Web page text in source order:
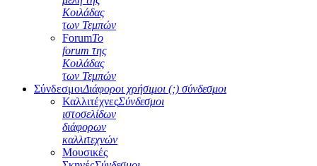
Κοιλάδας
των Τεμπών
ForumΤο
forum της
Κοιλάδας
των Τεμπών
ΣύνδεσμοιΔιάφοροι χρήσιμοι (;) σύνδεσμοι
ΚαλλιτέχνεςΣύνδεσμοι
ιστοσελίδων
διάφορων
καλλιτεχνών
Μουσικές